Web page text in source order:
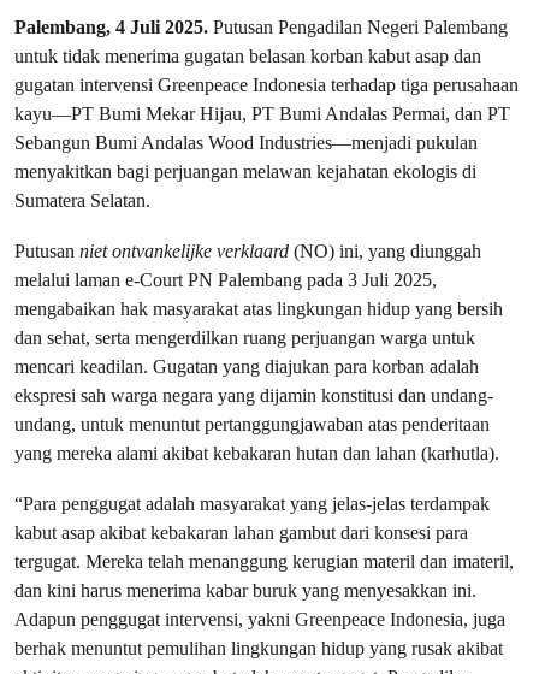
Palembang, 4 Juli 2025. Putusan Pengadilan Negeri Palembang
untuk tidak menerima gugatan belasan korban kabut asap dan
gugatan intervensi Greenpeace Indonesia terhadap tiga perusahaan
kayu—PT Bumi Mekar Hijau, PT Bumi Andalas Permai, dan PT
Sebangun Bumi Andalas Wood Industries—menjadi pukulan
menyakitkan bagi perjuangan melawan kejahatan ekologis di
Sumatera Selatan.
Putusan niet ontvankelijke verklaard (NO) ini, yang diunggah
melalui laman e-Court PN Palembang pada 3 Juli 2025,
mengabaikan hak masyarakat atas lingkungan hidup yang bersih
dan sehat, serta mengerdilkan ruang perjuangan warga untuk
mencari keadilan. Gugatan yang diajukan para korban adalah
ekspresi sah warga negara yang dijamin konstitusi dan undang-
undang, untuk menuntut pertanggungjawaban atas penderitaan
yang mereka alami akibat kebakaran hutan dan lahan (karhutla).
“Para penggugat adalah masyarakat yang jelas-jelas terdampak
kabut asap akibat kebakaran lahan gambut dari konsesi para
tergugat. Mereka telah menanggung kerugian materil dan imateril,
dan kini harus menerima kabar buruk yang menyesakkan ini.
Adapun penggugat intervensi, yakni Greenpeace Indonesia, juga
berhak menuntut pemulihan lingkungan hidup yang rusak akibat